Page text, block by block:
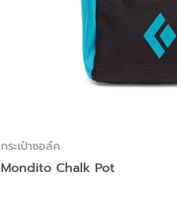
กระเป๋าชอล์ค
Mondito Chalk Pot